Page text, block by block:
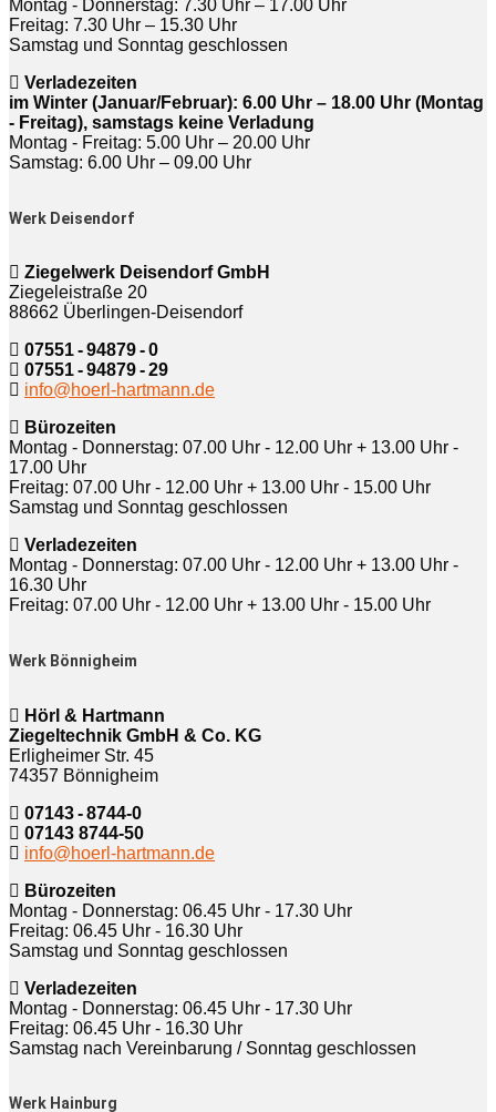
Montag - Donnerstag: 7.30 Uhr – 17.00 Uhr
Freitag: 7.30 Uhr – 15.30 Uhr
Samstag und Sonntag geschlossen
Verladezeiten
im Winter (Januar/Februar): 6.00 Uhr – 18.00 Uhr (Montag
- Freitag), samstags keine Verladung
Montag - Freitag: 5.00 Uhr – 20.00 Uhr
Samstag: 6.00 Uhr – 09.00 Uhr
Werk Deisendorf
Ziegelwerk Deisendorf GmbH
Ziegeleistraße 20
88662 Überlingen-Deisendorf
07551 - 94879 - 0
07551 - 94879 - 29
info@hoerl-hartmann.de
Bürozeiten
Montag - Donnerstag: 07.00 Uhr - 12.00 Uhr + 13.00 Uhr -
17.00 Uhr
Freitag: 07.00 Uhr - 12.00 Uhr + 13.00 Uhr - 15.00 Uhr
Samstag und Sonntag geschlossen
Verladezeiten
Montag - Donnerstag: 07.00 Uhr - 12.00 Uhr + 13.00 Uhr -
16.30 Uhr
Freitag: 07.00 Uhr - 12.00 Uhr + 13.00 Uhr - 15.00 Uhr
Werk Bönnigheim
Hörl & Hartmann
Ziegeltechnik GmbH & Co. KG
Erligheimer Str. 45
74357 Bönnigheim
07143 - 8744-0
07143 8744-50
info@hoerl-hartmann.de
Bürozeiten
Montag - Donnerstag: 06.45 Uhr - 17.30 Uhr
Freitag: 06.45 Uhr - 16.30 Uhr
Samstag und Sonntag geschlossen
Verladezeiten
Montag - Donnerstag: 06.45 Uhr - 17.30 Uhr
Freitag: 06.45 Uhr - 16.30 Uhr
Samstag nach Vereinbarung / Sonntag geschlossen
Werk Hainburg